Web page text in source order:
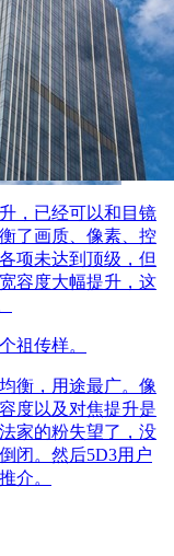
，已经可以和目镜
了画质、像素、控
项未达到顶级，但
容度大幅提升，这
祖传样。
衡，用途最广。像
度以及对焦提升是
家的粉失望了，没
闭。然后5D3用户
介。